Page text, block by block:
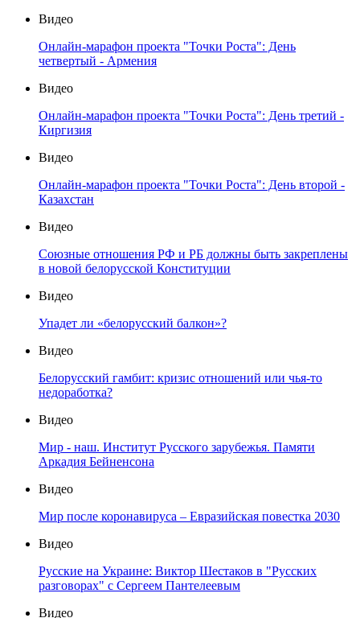
Видео
Онлайн-марафон проекта "Точки Роста": День
четвертый - Армения
Видео
Онлайн-марафон проекта "Точки Роста": День третий -
Киргизия
Видео
Онлайн-марафон проекта "Точки Роста": День второй -
Казахстан
Видео
Союзные отношения РФ и РБ должны быть закреплены
в новой белорусской Конституции
Видео
Упадет ли «белорусский балкон»?
Видео
Белорусский гамбит: кризис отношений или чья-то
недоработка?
Видео
Мир - наш. Институт Русского зарубежья. Памяти
Аркадия Бейненсона
Видео
Мир после коронавируса – Евразийская повестка 2030
Видео
Русские на Украине: Виктор Шестаков в "Русских
разговорах" с Сергеем Пантелеевым
Видео